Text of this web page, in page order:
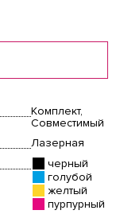
Комплект,
Совместимый
Лазерная
черный
голубой
желтый
пурпурный